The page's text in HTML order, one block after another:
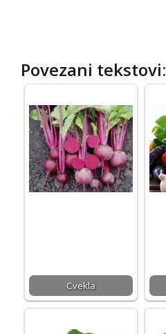
Povezani tekstovi:
Cvekla